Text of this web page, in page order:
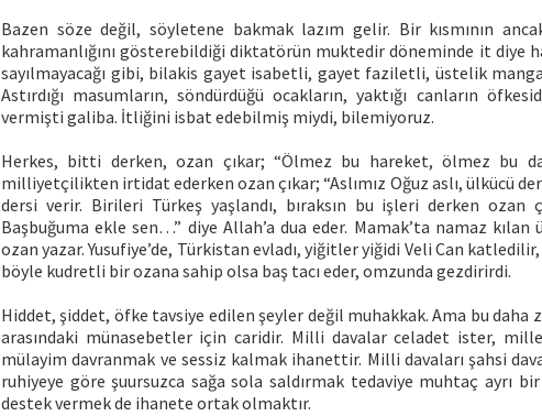
Bazen söze değil, söyletene bakmak lazım gelir. Bir kısmının
kahramanlığını gösterebildiği diktatörün muktedir döneminde it diye
sayılmayacağı gibi, bilakis gayet isabetli, gayet faziletli, üstelik
Astırdığı masumların, söndürdüğü ocakların, yaktığı canların
vermişti galiba. İtliğini isbat edebilmiş miydi, bilemiyoruz.
Herkes, bitti derken, ozan çıkar; “Ölmez bu hareket, ölmez bu
milliyetçilikten irtidat ederken ozan çıkar; “Aslımız Oğuz aslı, ülkücü
dersi verir. Birileri Türkeş yaşlandı, bıraksın bu işleri derken ozan
Başbuğuma ekle sen…” diye Allah’a dua eder. Mamak’ta namaz kılan
ozan yazar. Yusufiye’de, Türkistan evladı, yiğitler yiğidi Veli Can
böyle kudretli bir ozana sahip olsa baş tacı eder, omzunda gezdirirdi.
Hiddet, şiddet, öfke tavsiye edilen şeyler değil muhakkak. Ama bu
arasındaki münasebetler için caridir. Milli davalar celadet ister,
mülayim davranmak ve sessiz kalmak ihanettir. Milli davaları şahsi
ruhiyeye göre şuursuzca sağa sola saldırmak tedaviye muhtaç ayrı
destek vermek de ihanete ortak olmaktır.